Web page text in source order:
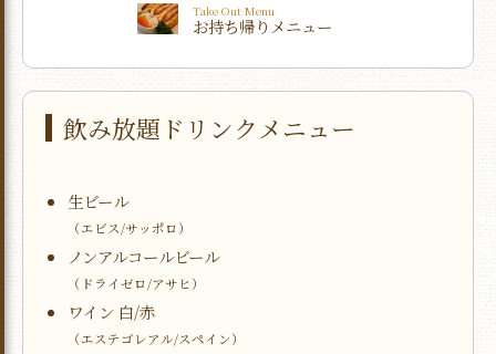
Take Out Menu
お持ち帰りメニュー
飲み放題ドリンクメニュー
生ビール
（エビス/サッポロ）
ノンアルコールビール
（ドライゼロ/アサヒ）
ワイン 白/赤
（エステゴレアル/スペイン）